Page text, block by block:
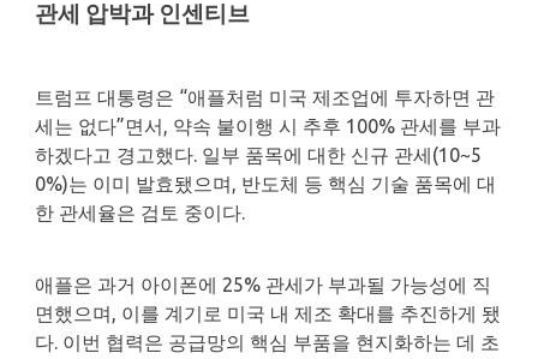
관세 압박과 인센티브
트럼프 대통령은 “애플처럼 미국 제조업에 투자하면 관
세는 없다”면서, 약속 불이행 시 추후 100% 관세를 부과
하겠다고 경고했다. 일부 품목에 대한 신규 관세(10~5
0%)는 이미 발효됐으며, 반도체 등 핵심 기술 품목에 대
한 관세율은 검토 중이다.
애플은 과거 아이폰에 25% 관세가 부과될 가능성에 직
면했으며, 이를 계기로 미국 내 제조 확대를 추진하게 됐
다. 이번 협력은 공급망의 핵심 부품을 현지화하는 데 초